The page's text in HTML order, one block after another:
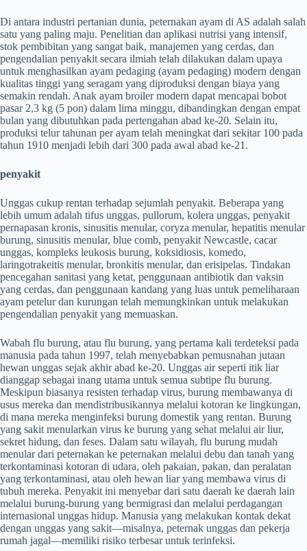
Di antara industri pertanian dunia, peternakan ayam di AS adalah salah
satu yang paling maju. Penelitian dan aplikasi nutrisi yang intensif,
stok pembibitan yang sangat baik, manajemen yang cerdas, dan
pengendalian penyakit secara ilmiah telah dilakukan dalam upaya
untuk menghasilkan ayam pedaging (ayam pedaging) modern dengan
kualitas tinggi yang seragam yang diproduksi dengan biaya yang
semakin rendah. Anak ayam broiler modern dapat mencapai bobot
pasar 2,3 kg (5 pon) dalam lima minggu, dibandingkan dengan empat
bulan yang dibutuhkan pada pertengahan abad ke-20. Selain itu,
produksi telur tahunan per ayam telah meningkat dari sekitar 100 pada
tahun 1910 menjadi lebih dari 300 pada awal abad ke-21.
penyakit
Unggas cukup rentan terhadap sejumlah penyakit. Beberapa yang
lebih umum adalah tifus unggas, pullorum, kolera unggas, penyakit
pernapasan kronis, sinusitis menular, coryza menular, hepatitis menular
burung, sinusitis menular, blue comb, penyakit Newcastle, cacar
unggas, kompleks leukosis burung, koksidiosis, komedo,
laringotrakeitis menular, bronkitis menular, dan erisipelas. Tindakan
pencegahan sanitasi yang ketat, penggunaan antibiotik dan vaksin
yang cerdas, dan penggunaan kandang yang luas untuk pemeliharaan
ayam petelur dan kurungan telah memungkinkan untuk melakukan
pengendalian penyakit yang memuaskan.
Wabah flu burung, atau flu burung, yang pertama kali terdeteksi pada
manusia pada tahun 1997, telah menyebabkan pemusnahan jutaan
hewan unggas sejak akhir abad ke-20. Unggas air seperti itik liar
dianggap sebagai inang utama untuk semua subtipe flu burung.
Meskipun biasanya resisten terhadap virus, burung membawanya di
usus mereka dan mendistribusikannya melalui kotoran ke lingkungan,
di mana mereka menginfeksi burung domestik yang rentan. Burung
yang sakit menularkan virus ke burung yang sehat melalui air liur,
sekret hidung, dan feses. Dalam satu wilayah, flu burung mudah
menular dari peternakan ke peternakan melalui debu dan tanah yang
terkontaminasi kotoran di udara, oleh pakaian, pakan, dan peralatan
yang terkontaminasi, atau oleh hewan liar yang membawa virus di
tubuh mereka. Penyakit ini menyebar dari satu daerah ke daerah lain
melalui burung-burung yang bermigrasi dan melalui perdagangan
internasional unggas hidup. Manusia yang melakukan kontak dekat
dengan unggas yang sakit—misalnya, peternak unggas dan pekerja
rumah jagal—memiliki risiko terbesar untuk terinfeksi.